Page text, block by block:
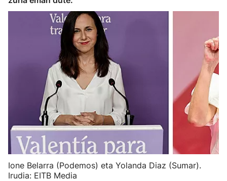
Ione Belarra (Podemos) eta Yolanda Diaz (Sumar).
Irudia: EITB Media